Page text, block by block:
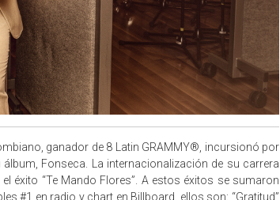
ganador de 8 Latin GRAMMY®, incursionó por
Fonseca. La internacionalización de su carrera
éxito “Te Mando Flores”. A estos éxitos se sumaron
#1 en radio y chart en Billboard, ellos son: “Gratitud”